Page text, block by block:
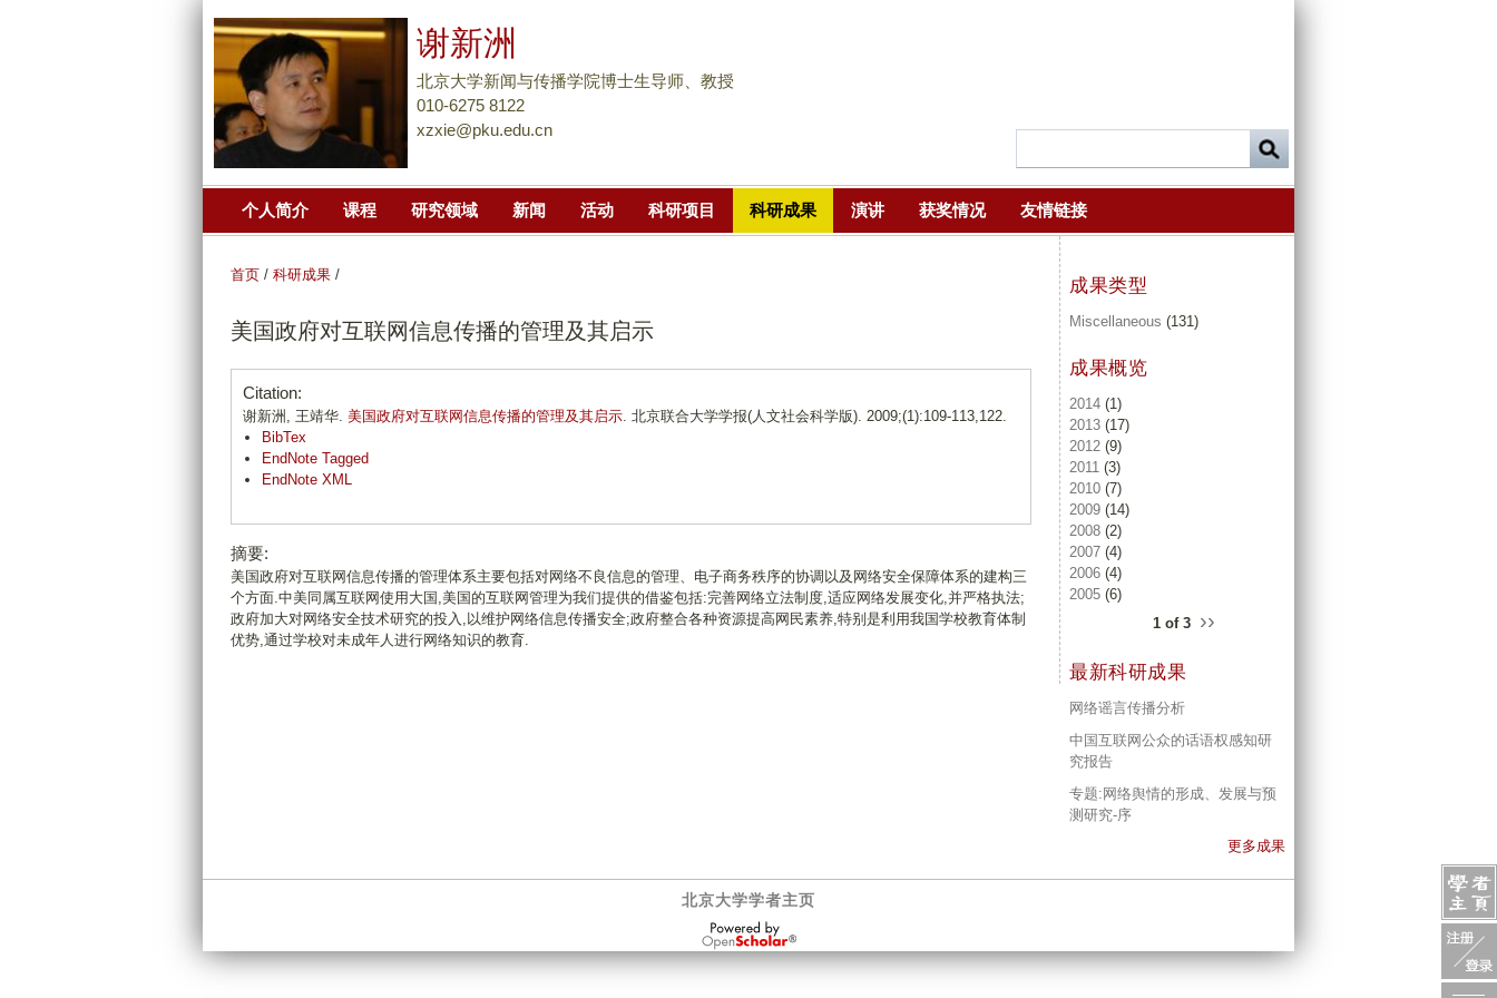
到
主
要
谢新洲
北京大学新闻与传播学院博士生导师、教授
010-6275 8122
xzxie@pku.edu.cn
个人简介 课程 研究领域 新闻 活动 科研项目 科研成果 演讲 获奖情况 友情链接
首页 / 科研成果 /
美国政府对互联网信息传播的管理及其启示
Citation:
谢新洲, 王靖华. 美国政府对互联网信息传播的管理及其启示. 北京联合大学学报(人文社会科学版). 2009;(1):109-113,122.
BibTex
EndNote Tagged
EndNote XML
摘要:
美国政府对互联网信息传播的管理体系主要包括对网络不良信息的管理、电子商务秩序的协调以及网络安全保障体系的建构三
个方面.中美同属互联网使用大国,美国的互联网管理为我们提供的借鉴包括:完善网络立法制度,适应网络发展变化,并严格执法;
政府加大对网络安全技术研究的投入,以维护网络信息传播安全;政府整合各种资源提高网民素养,特别是利用我国学校教育体制
优势,通过学校对未成年人进行网络知识的教育.
成果类型
Miscellaneous (131)
成果概览
2014 (1)
2013 (17)
2012 (9)
2011 (3)
2010 (7)
2009 (14)
2008 (2)
2007 (4)
2006 (4)
2005 (6)
1 of 3 ››
最新科研成果
网络谣言传播分析
中国互联网公众的话语权感知研
究报告
专题:网络舆情的形成、发展与预
测研究-序
更多成果
北京大学学者主页
OpenScholar